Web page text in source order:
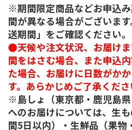
※期間限定商品などお申込
間が異なる場合がございま
送期間」をご確認ください。
●天候や注文状況、お届け
間をはさむ場合、また申込
た場合、お届けに日数がか
す。あらかじめご了承くださ
※島しょ（東京都・鹿児島
へのお届けについては、生
間5日以内）・生鮮品（果物